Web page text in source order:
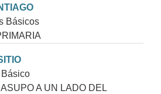
Básicos
A UN LADO DEL